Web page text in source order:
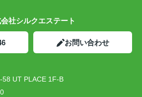
社シルクエステート
お問い合わせ
UT PLACE 1F-B